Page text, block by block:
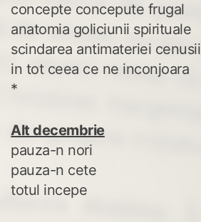
concepte concepute frugal
anatomia goliciunii spirituale
scindarea antimateriei cenusii
in tot ceea ce ne inconjoara
*
Alt decembrie
pauza-n nori
pauza-n cete
totul incepe